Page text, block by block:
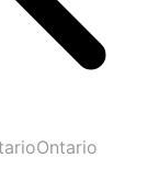
Ontario